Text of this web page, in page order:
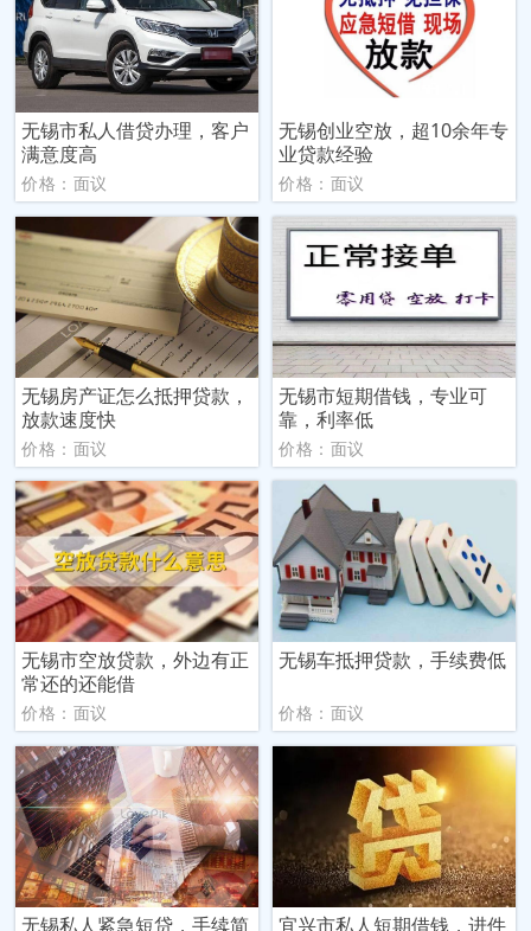
无锡市私人借贷办理，客户
满意度高
价格：面议
无锡创业空放，超10余年专
业贷款经验
价格：面议
无锡房产证怎么抵押贷款，
放款速度快
价格：面议
无锡市短期借钱，专业可
靠，利率低
价格：面议
无锡市空放贷款，外边有正
常还的还能借
价格：面议
无锡车抵押贷款，手续费低
价格：面议
无锡私人紧急短贷，手续简 ‌宜兴市‌私人短期借钱，进件